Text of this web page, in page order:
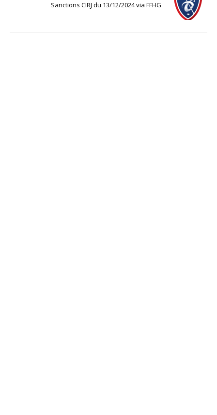
Sanctions CIRJ du 13/12/2024 via FFHG